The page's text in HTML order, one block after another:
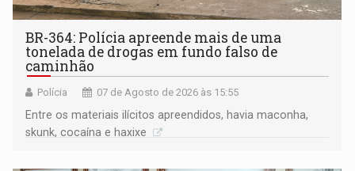
BR-364: Polícia apreende mais de uma
tonelada de drogas em fundo falso de
caminhão
Polícia 07 de Agosto de 2026 às 15:55
Entre os materiais ilícitos apreendidos, havia maconha,
skunk, cocaína e haxixe